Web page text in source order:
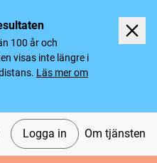
100 år och
visas inte längre i
Läs mer om
Logga in Om tjänsten